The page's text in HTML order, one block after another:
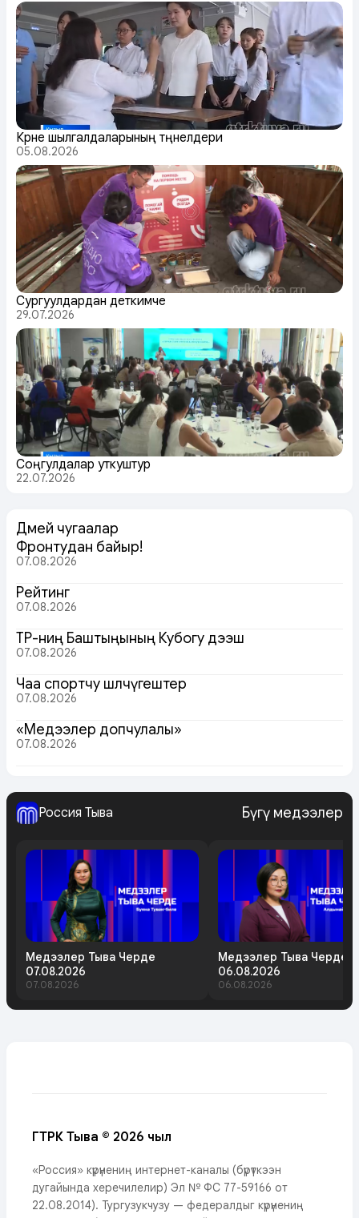
Күрүне шылгалдаларының түңнелдери
05.08.2026
Сургуулдардан деткимче
29.07.2026
Соңгулдалар уткуштур
22.07.2026
Дөмей чугаалар
Фронтудан байыр!
07.08.2026
Рейтинг
07.08.2026
ТР-ниң Баштыңының Кубогу дээш
07.08.2026
Чаа спортчу шөлчүгештер
07.08.2026
«Медээлер допчулалы»
07.08.2026
Россия Тыва Бүгү медээлер
Медээлер Тыва Черде
07.08.2026
07.08.2026
Медээлер Тыва Черде
06.08.2026
06.08.2026
ГТРК Тыва © 2026 чыл
«Россия» күрүнениң интернет-каналы (бүрүткээн
дугайында херечилелир) Эл № ФС 77-59166 от
22.08.2014). Тургузукчузу — федералдыг күрүнениң